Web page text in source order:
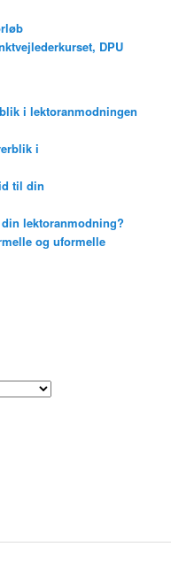
DPU
i lektoranmodningen
i
til din
lektoranmodning?
og uformelle